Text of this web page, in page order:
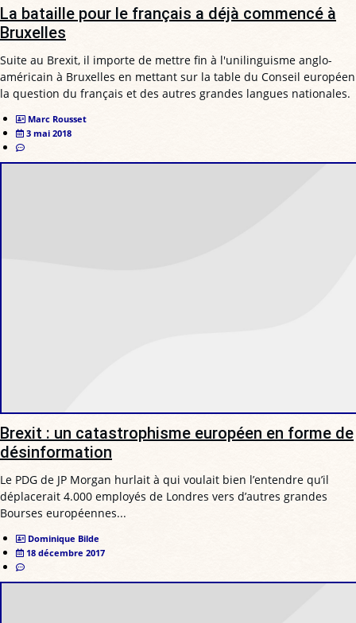
La bataille pour le français a déjà commencé à
Bruxelles
Suite au Brexit, il importe de mettre fin à l'unilinguisme anglo-
américain à Bruxelles en mettant sur la table du Conseil européen
la question du français et des autres grandes langues nationales.
Marc Rousset
3 mai 2018
Brexit : un catastrophisme européen en forme de
désinformation
Le PDG de JP Morgan hurlait à qui voulait bien l’entendre qu’il
déplacerait 4.000 employés de Londres vers d’autres grandes
Bourses européennes...
Dominique Bilde
18 décembre 2017